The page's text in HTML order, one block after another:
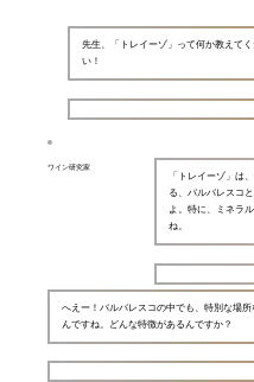
先生、「トレイーゾ」って何か教えてく
い！
ワイン研究家
「トレイーゾ」は
る、バルバレスコ
よ。特に、ミネラ
ね。
へえー！バルバレスコの中でも、特別な場所
んですね。どんな特徴があるんですか？